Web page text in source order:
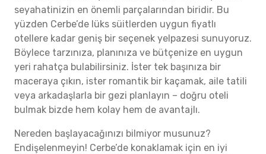
seyahatinizin en önemli parçalarından biridir. Bu
yüzden Cerbe’de lüks süitlerden uygun fiyatlı
otellere kadar geniş bir seçenek yelpazesi sunuyoruz.
Böylece tarzınıza, planınıza ve bütçenize en uygun
yeri rahatça bulabilirsiniz. İster tek başınıza bir
maceraya çıkın, ister romantik bir kaçamak, aile tatili
veya arkadaşlarla bir gezi planlayın – doğru oteli
bulmak bizde hem kolay hem de avantajlı.
Nereden başlayacağınızı bilmiyor musunuz?
Endişelenmeyin! Cerbe’de konaklamak için en iyi